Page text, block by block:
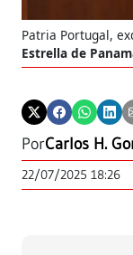
Patria Portugal,
Estrella de
PorCarlos H.
22/07/2025 18:26